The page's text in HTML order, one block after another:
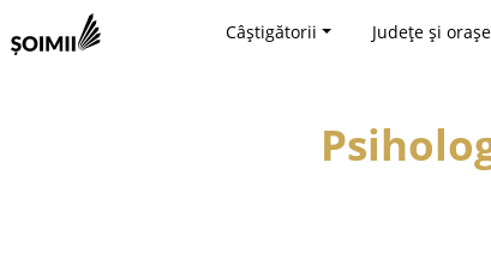
Câștigătorii Județe și orașe